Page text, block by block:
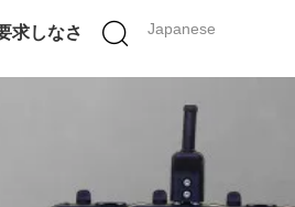
Japanese
求しなさ